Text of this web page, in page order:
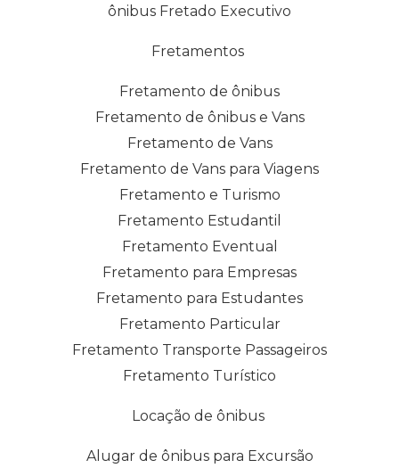
ônibus Fretado Executivo
Fretamentos
Fretamento de ônibus
Fretamento de ônibus e Vans
Fretamento de Vans
Fretamento de Vans para Viagens
Fretamento e Turismo
Fretamento Estudantil
Fretamento Eventual
Fretamento para Empresas
Fretamento para Estudantes
Fretamento Particular
Fretamento Transporte Passageiros
Fretamento Turístico
Locação de ônibus
Alugar de ônibus para Excursão